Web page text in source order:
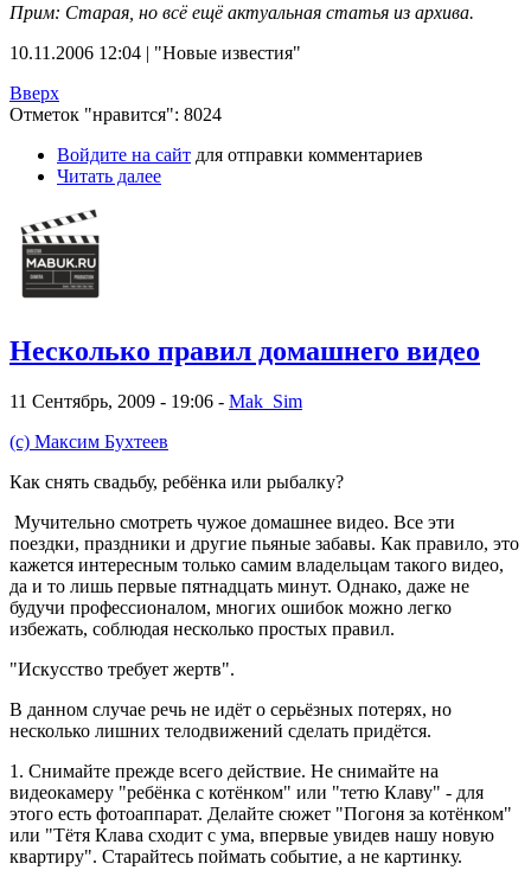
Прим: Старая, но всё ещё актуальная статья из архива.
10.11.2006 12:04 | "Новые известия"
Вверх
Отметок "нравится": 8024
Войдите на сайт для отправки комментариев
Читать далее
Несколько правил домашнего видео
11 Сентябрь, 2009 - 19:06 - Mak_Sim
(с) Максим Бухтеев
Как снять свадьбу, ребёнка или рыбалку?
Мучительно смотреть чужое домашнее видео. Все эти
поездки, праздники и другие пьяные забавы. Как правило, это
кажется интересным только самим владельцам такого видео,
да и то лишь первые пятнадцать минут. Однако, даже не
будучи профессионалом, многих ошибок можно легко
избежать, соблюдая несколько простых правил.
"Искусство требует жертв".
В данном случае речь не идёт о серьёзных потерях, но
несколько лишних телодвижений сделать придётся.
1. Снимайте прежде всего действие. Не снимайте на
видеокамеру "ребёнка с котёнком" или "тетю Клаву" - для
этого есть фотоаппарат. Делайте сюжет "Погоня за котёнком"
или "Тётя Клава сходит с ума, впервые увидев нашу новую
квартиру". Старайтесь поймать событие, а не картинку.